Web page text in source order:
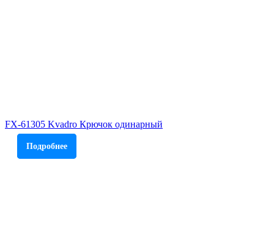
FX-61305 Kvadro Крючок одинарный
Подробнее